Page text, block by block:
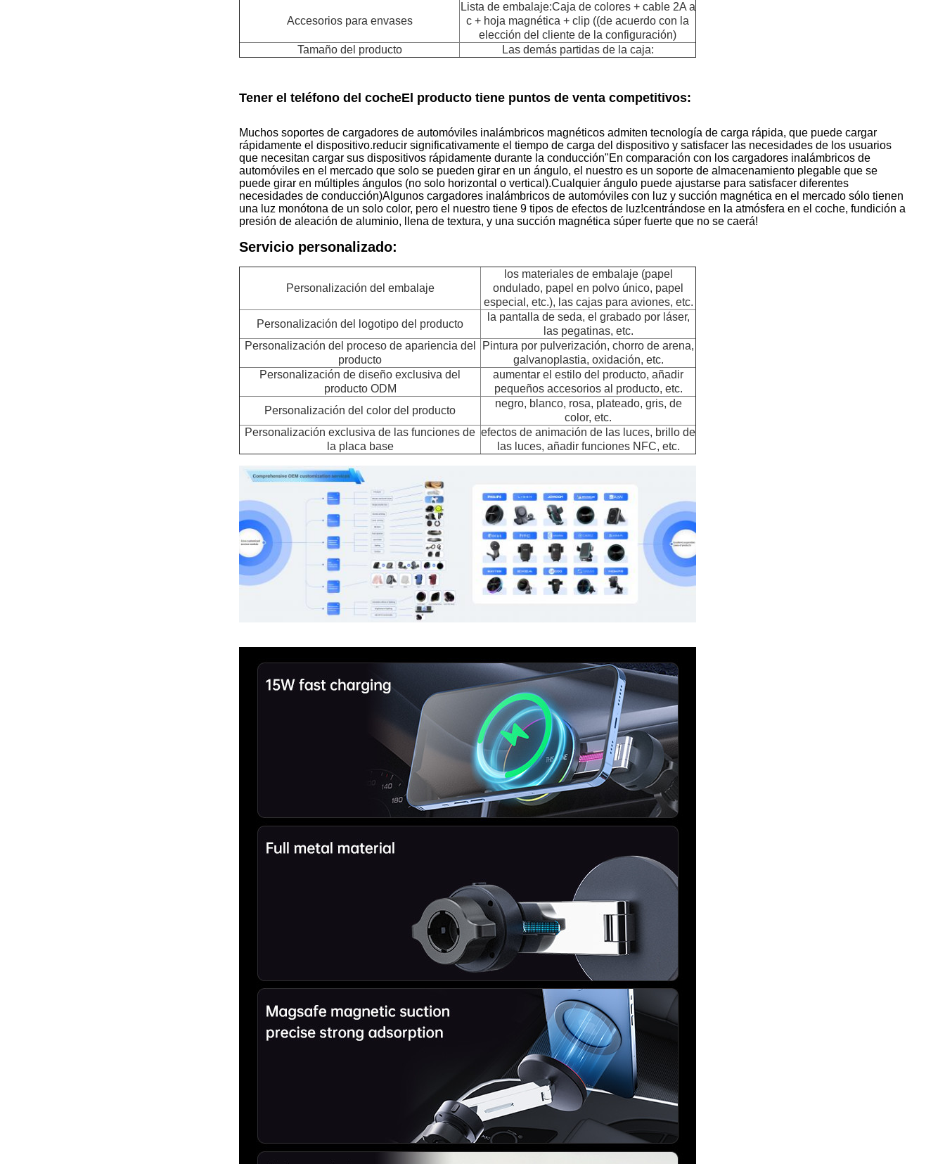
Accesorios para envases
Lista de embalaje:Caja de colores + cable 2A a
c + hoja magnética + clip ((de acuerdo con la
elección del cliente de la configuración)
Tamaño del producto
Las demás partidas de la caja:
Tener el teléfono del cocheEl producto tiene puntos de venta competitivos:
Muchos soportes de cargadores de automóviles inalámbricos magnéticos admiten tecnología de carga rápida, que puede cargar
rápidamente el dispositivo.reducir significativamente el tiempo de carga del dispositivo y satisfacer las necesidades de los usuarios
que necesitan cargar sus dispositivos rápidamente durante la conducción"En comparación con los cargadores inalámbricos de
automóviles en el mercado que solo se pueden girar en un ángulo, el nuestro es un soporte de almacenamiento plegable que se
puede girar en múltiples ángulos (no solo horizontal o vertical).Cualquier ángulo puede ajustarse para satisfacer diferentes
necesidades de conducción)Algunos cargadores inalámbricos de automóviles con luz y succión magnética en el mercado sólo tienen
una luz monótona de un solo color, pero el nuestro tiene 9 tipos de efectos de luz!centrándose en la atmósfera en el coche, fundición a
presión de aleación de aluminio, llena de textura, y una succión magnética súper fuerte que no se caerá!
Servicio personalizado:
Personalización del embalaje
los materiales de embalaje (papel
ondulado, papel en polvo único, papel
especial, etc.), las cajas para aviones, etc.
Personalización del logotipo del producto
la pantalla de seda, el grabado por láser,
las pegatinas, etc.
Personalización del proceso de apariencia del
producto
Pintura por pulverización, chorro de arena,
galvanoplastia, oxidación, etc.
Personalización de diseño exclusiva del
producto ODM
aumentar el estilo del producto, añadir
pequeños accesorios al producto, etc.
Personalización del color del producto
negro, blanco, rosa, plateado, gris, de
color, etc.
Personalización exclusiva de las funciones de
la placa base
efectos de animación de las luces, brillo de
las luces, añadir funciones NFC, etc.